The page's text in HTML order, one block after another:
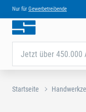
Nur für Gewerbetreibende
Jetzt über 450.000
Startseite